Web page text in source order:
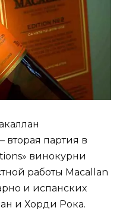
партия в
винокурни
работы Macallan
и испанских
и Хорди Рока.